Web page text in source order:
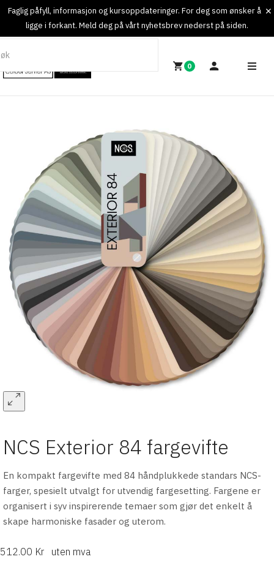
Faglig påfyll, informasjon og kursoppdateringer. For deg som ønsker å
ligge i forkant. Meld deg på vårt nyhetsbrev nederst på siden.
0
NCS Exterior 84 fargevifte
En kompakt fargevifte med 84 håndplukkede standars NCS-
farger, spesielt utvalgt for utvendig fargesetting. Fargene er
organisert i syv inspirerende temaer som gjør det enkelt å
skape harmoniske fasader og uterom.
512.00 Kr uten mva